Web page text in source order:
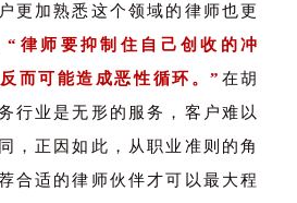
更加熟悉这个领域的律师也更
“律师要抑制住自己创收的冲
而可能造成恶性循环。” 在胡
行业是无形的服务，客户难以
，正因如此，从职业准则的角
合适的律师伙伴才可以最大程